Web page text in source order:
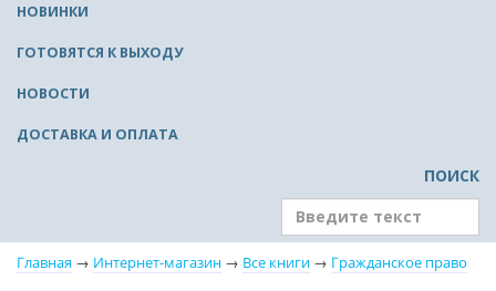
НОВИНКИ
ГОТОВЯТСЯ К ВЫХОДУ
НОВОСТИ
ДОСТАВКА И ОПЛАТА
ПОИСК
Главная → Интернет-магазин → Все книги → Гражданское право